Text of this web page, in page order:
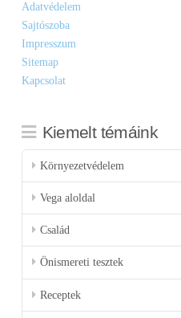
Adatvédelem
Sajtószoba
Impresszum
Sitemap
Kapcsolat
Kiemelt témáink
Környezetvédelem
Vega aloldal
Család
Önismereti tesztek
Receptek